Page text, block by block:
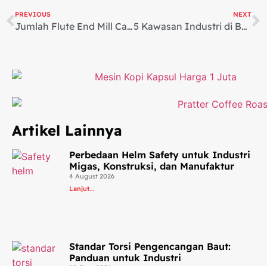
PREVIOUS
Jumlah Flute End Mill Carbide: Cara Memilih yang Tepat untuk Hasil Optimal
NEXT
5 Kawasan Industri di Balikpapan yang Mendukung Industri Energi Indonesia
Artikel Lainnya
Perbedaan Helm Safety untuk Industri
Migas, Konstruksi, dan Manufaktur
4 August 2026
Lanjut...
Standar Torsi Pengencangan Baut:
Panduan untuk Industri